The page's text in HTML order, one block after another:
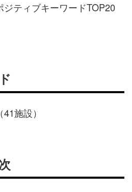
ジティブキーワードTOP20
施設）